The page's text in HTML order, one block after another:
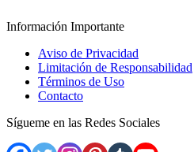
Información Importante
Aviso de Privacidad
Limitación de Responsabilidad
Términos de Uso
Contacto
Sígueme en las Redes Sociales